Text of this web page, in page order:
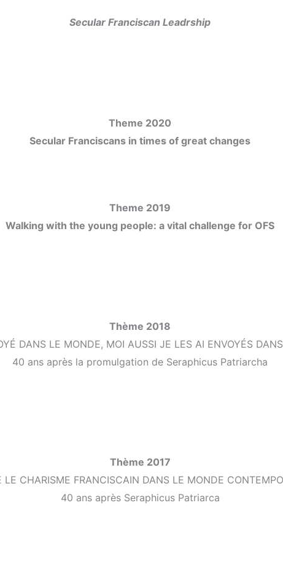
Secular Franciscan Leadrship
Theme 2020
Secular Franciscans in times of great changes
Theme 2019
Walking with the young people: a vital challenge for OFS
Thème 2018
DANS LE MONDE, MOI AUSSI JE LES AI ENVOYÉS
40 ans après la promulgation de Seraphicus Patriarcha
Thème 2017
LE CHARISME FRANCISCAIN DANS LE MONDE
40 ans après Seraphicus Patriarca